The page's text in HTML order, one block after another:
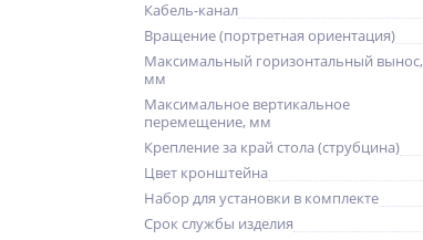
Кабель-канал
Вращение (портретная ориентация)
Максимальный горизонтальный вынос,
мм
Максимальное вертикальное
перемещение, мм
Крепление за край стола (струбцина)
Цвет кронштейна
Набор для установки в комплекте
Срок службы изделия